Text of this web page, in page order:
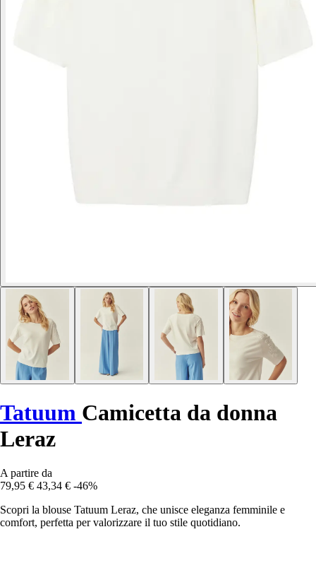
Tatuum Camicetta da donna
Leraz
A partire da
79,95 € 43,34 € -46%
Scopri la blouse Tatuum Leraz, che unisce eleganza femminile e
comfort, perfetta per valorizzare il tuo stile quotidiano.